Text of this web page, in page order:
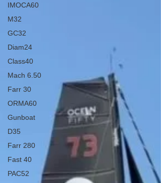
IMOCA60
M32
GC32
Diam24
Class40
Mach 6.50
Farr 30
ORMA60
Gunboat
D35
Farr 280
Fast 40
PAC52